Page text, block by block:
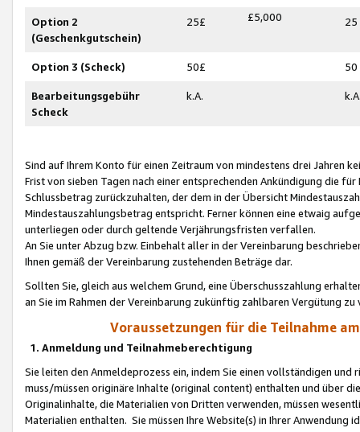
Option 2
(Geschenkgutschein)
25£ £5,000 25
Option 3 (Scheck) 50£ 50
Bearbeitungsgebühr
Scheck
k.A.
Sind auf Ihrem Konto für einen Zeitraum von mindestens drei Jahren
Frist von sieben Tagen nach einer entsprechenden Ankündigung die
Schlussbetrag zurückzuhalten, der dem in der Übersicht
Mindestauszahlungsbetrag entspricht. Ferner können eine etwaig
unterliegen oder durch geltende Verjährungsfristen verfallen.
An Sie unter Abzug bzw. Einbehalt aller in der Vereinbarung
Ihnen gemäß der Vereinbarung zustehenden Beträge dar.
Sollten Sie, gleich aus welchem Grund, eine Überschusszahlung
an Sie im Rahmen der Vereinbarung zukünftig zahlbaren Vergütung zu
Voraussetzungen für die Teilnahme
1. Anmeldung und Teilnahmeberechtigung
Sie leiten den Anmeldeprozess ein, indem Sie einen vollständigen
muss/müssen originäre Inhalte (original content) enthalten und über
Originalinhalte, die Materialien von Dritten verwenden, müssen
Materialien enthalten. Sie müssen Ihre Website(s) in Ihrer Anwendung